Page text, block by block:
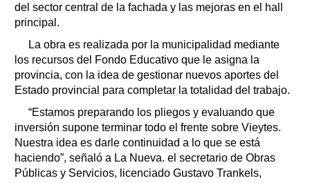
del sector central de la fachada y las mejoras en el hall
principal.
La obra es realizada por la municipalidad mediante
los recursos del Fondo Educativo que le asigna la
provincia, con la idea de gestionar nuevos aportes del
Estado provincial para completar la totalidad del trabajo.
“Estamos preparando los pliegos y evaluando que
inversión supone terminar todo el frente sobre Vieytes.
Nuestra idea es darle continuidad a lo que se está
haciendo”, señaló a La Nueva. el secretario de Obras
Públicas y Servicios, licenciado Gustavo Trankels,